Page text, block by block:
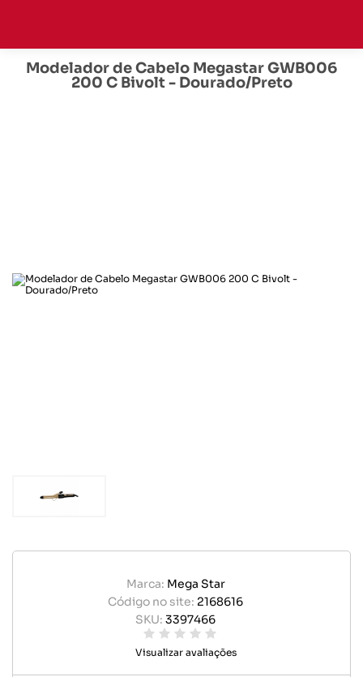
Modelador de Cabelo Megastar GWB006
200 C Bivolt - Dourado/Preto
Marca: Mega Star
Código no site: 2168616
SKU: 3397466
Visualizar avaliações